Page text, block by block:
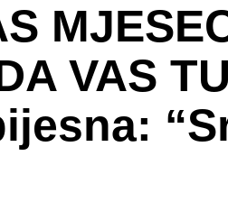
VAS